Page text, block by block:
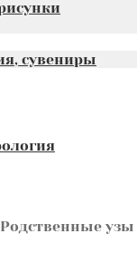
сувениры
Родственные узы